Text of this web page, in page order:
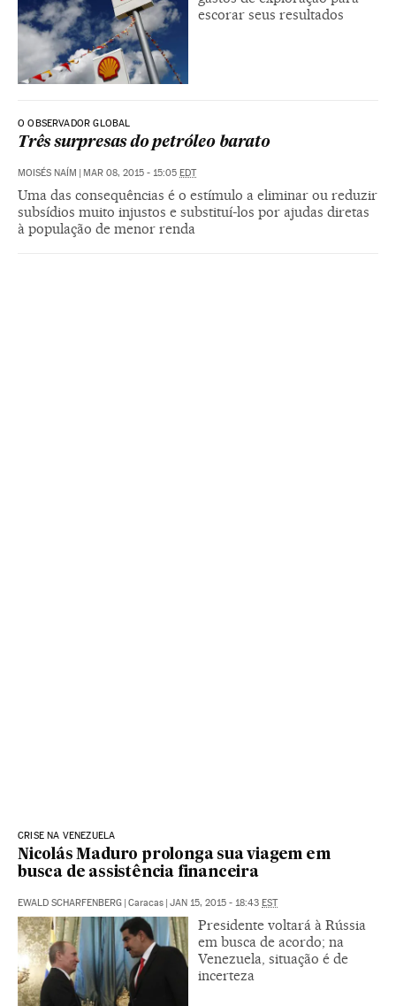
escorar seus resultados
O OBSERVADOR GLOBAL
Três surpresas do petróleo barato
MOISÉS NAÍM | MAR 08, 2015 - 15:05 EDT
Uma das consequências é o estímulo a eliminar ou reduzir
subsídios muito injustos e substituí-los por ajudas diretas
à população de menor renda
CRISE NA VENEZUELA
Nicolás Maduro prolonga sua viagem em
busca de assistência financeira
EWALD SCHARFENBERG | Caracas | JAN 15, 2015 - 18:43 EST
Presidente voltará à Rússia
em busca de acordo; na
Venezuela, situação é de
incerteza